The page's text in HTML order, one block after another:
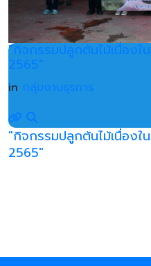
"กิจกรรมปลูกต้นไม้เนื่องใ
2565"
in กลุ่มงานธุรการ
"กิจกรรมปลูกต้นไม้เนื่องใ
2565"